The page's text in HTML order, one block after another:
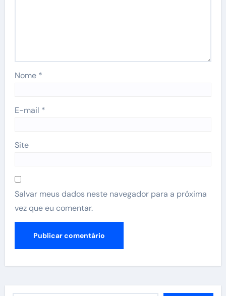
Nome *
E-mail *
Site
Salvar meus dados neste navegador para a próxima
vez que eu comentar.